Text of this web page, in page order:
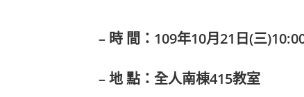
– 時 間：109年10月21日(三
– 地 點：全人南棟415教室